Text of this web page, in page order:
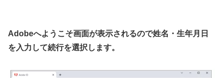
Adobeへようこそ画面が表示されるので姓名・生年月日
を入力して続行を選択します。